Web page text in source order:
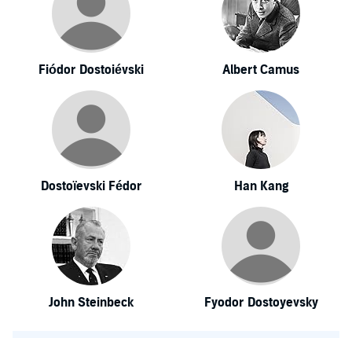
Fiódor Dostoiévski Albert Camus
Dostoïevski Fédor Han Kang
John Steinbeck Fyodor Dostoyevsky